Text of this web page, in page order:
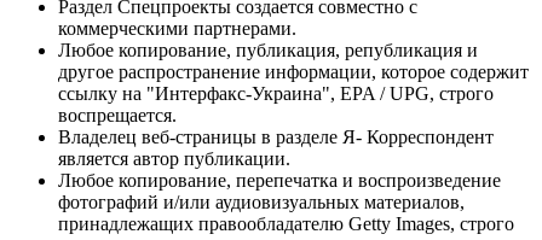
Раздел Спецпроекты создается совместно с
коммерческими партнерами.
Любое копирование, публикация, републикация и
другое распространение информации, которое содержит
ссылку на "Интерфакс-Украина", EPA / UPG, строго
воспрещается.
Владелец веб-страницы в разделе Я- Корреспондент
является автор публикации.
Любое копирование, перепечатка и воспроизведение
фотографий и/или аудиовизуальных материалов,
принадлежащих правообладателю Getty Images, строго